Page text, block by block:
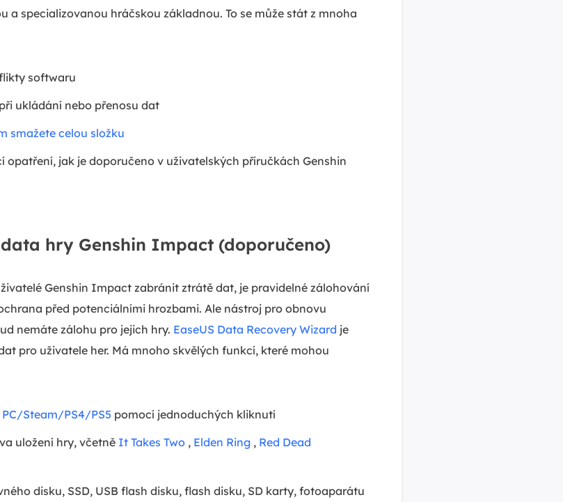
a specializovanou hráčskou základnou. To se může stát z mnoha
softwaru
ukládání nebo přenosu dat
smažete celou složku
opatření, jak je doporučeno v uživatelských příručkách Genshin
hry Genshin Impact (doporučeno)
Genshin Impact zabránit ztrátě dat, je pravidelné zálohování
před potenciálními hrozbami. Ale nástroj pro obnovu
nemáte zálohu pro jejich hry. EaseUS Data Recovery Wizard je
pro uživatele her. Má mnoho skvělých funkcí, které mohou
Steam/PS4/PS5 pomocí jednoduchých kliknutí
uložení hry, včetně It Takes Two , Elden Ring , Red Dead
disku, SSD, USB flash disku, flash disku, SD karty, fotoaparátu